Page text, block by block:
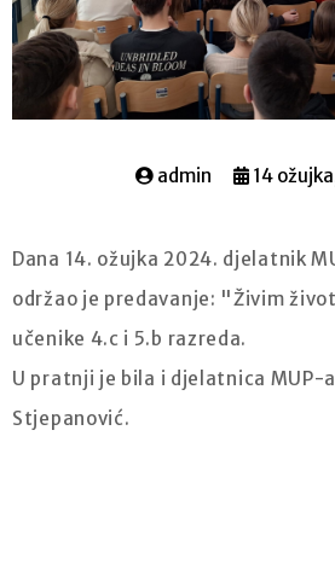
admin 14
Dana 14. ožujka 2024. djelatnik
održao je predavanje: "Živim
učenike 4.c i 5.b razreda.
U pratnji je bila i djelatnica MUP-
Stjepanović.